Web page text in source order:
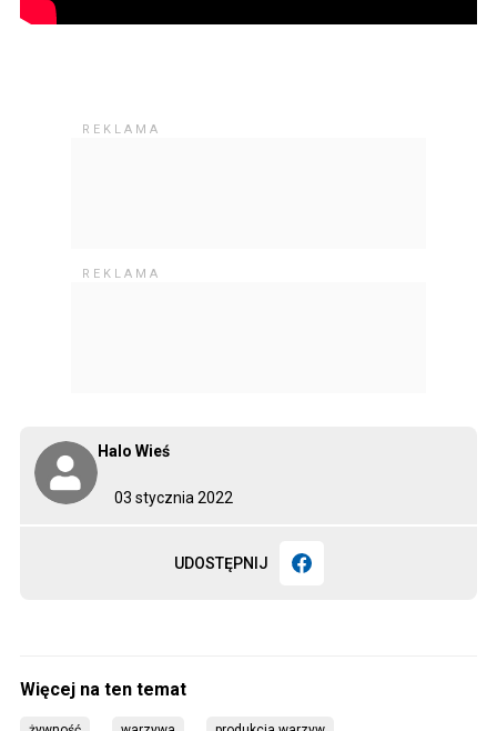
03 stycznia 2022
Halo Wieś
UDOSTĘPNIJ